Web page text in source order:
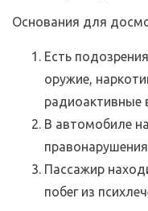
Основания для
Есть
оружие,
радиоактивные
В автомобиле
Пассажир
побег из